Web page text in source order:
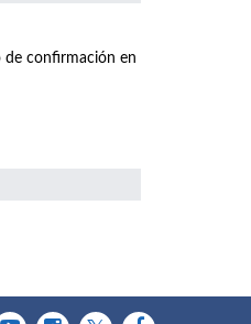
de confirmación en